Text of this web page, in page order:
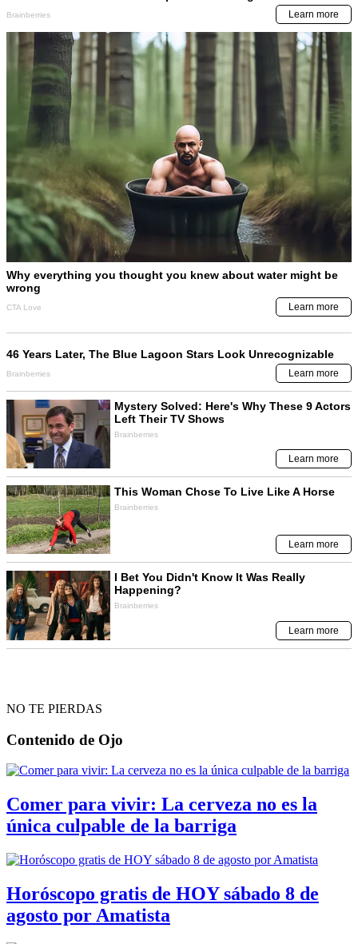
NO TE PIERDAS
Contenido de Ojo
Comer para vivir: La cerveza no es la
única culpable de la barriga
Horóscopo gratis de HOY sábado 8 de
agosto por Amatista